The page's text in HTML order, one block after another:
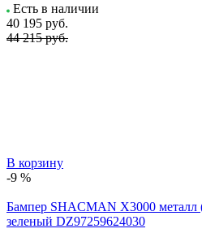
Есть в наличии
40 195 руб.
44 215 руб.
В корзину
-9 %
Бампер SHACMAN X3000 металл
зеленый DZ97259624030